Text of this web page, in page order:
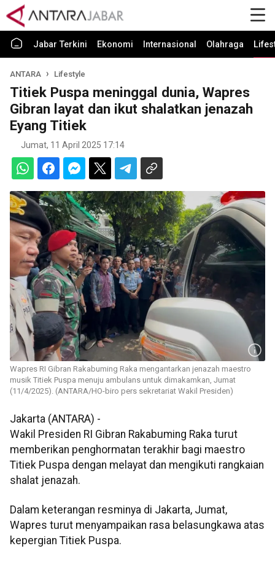
Jabar Terkini Ekonomi Internasional Olahraga
ANTARA Lifestyle
Titiek Puspa meninggal dunia, Wapres
Gibran layat dan ikut shalatkan jenazah
Eyang Titiek
Jumat, 11 April 2025 17:14
Wapres RI Gibran Rakabuming Raka mengantarkan jenazah maestro
musik Titiek Puspa menuju ambulans untuk dimakamkan, Jumat
(11/4/2025). (ANTARA/HO-biro pers sekretariat Wakil Presiden)
Jakarta (ANTARA) -
Wakil Presiden RI Gibran Rakabuming Raka turut
memberikan penghormatan terakhir bagi maestro
Titiek Puspa dengan melayat dan mengikuti rangkaian
shalat jenazah.
Dalam keterangan resminya di Jakarta, Jumat,
Wapres turut menyampaikan rasa belasungkawa atas
kepergian Titiek Puspa.